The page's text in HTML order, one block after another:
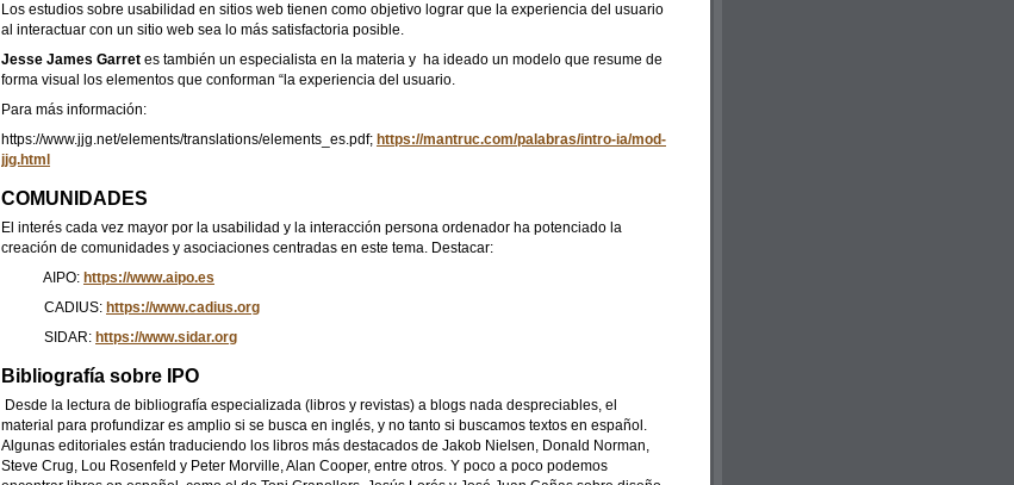
Los estudios sobre usabilidad en sitios web tienen como objetivo lograr que la experiencia del usuario
al interactuar con un sitio web sea lo más satisfactoria posible.
Jesse James Garret es también un especialista en la materia y ha ideado un modelo que resume de
forma visual los elementos que conforman “la experiencia del usuario.
Para más información:
https://www.jjg.net/elements/translations/elements_es.pdf; https://mantruc.com/palabras/intro-ia/mod-
jjg.html
COMUNIDADES
El interés cada vez mayor por la usabilidad y la interacción persona ordenador ha potenciado la
creación de comunidades y asociaciones centradas en este tema. Destacar:
AIPO: https://www.aipo.es
CADIUS: https://www.cadius.org
SIDAR: https://www.sidar.org
Bibliografía sobre IPO
Desde la lectura de bibliografía especializada (libros y revistas) a blogs nada despreciables, el
material para profundizar es amplio si se busca en inglés, y no tanto si buscamos textos en español.
Algunas editoriales están traduciendo los libros más destacados de Jakob Nielsen, Donald Norman,
Steve Crug, Lou Rosenfeld y Peter Morville, Alan Cooper, entre otros. Y poco a poco podemos